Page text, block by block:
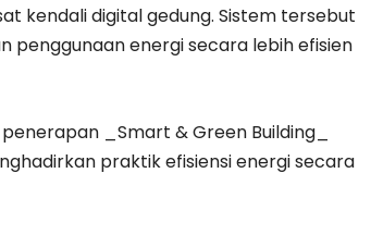
kendali digital gedung. Sistem tersebut
penggunaan energi secara lebih efisien
_Smart & Green Building_
praktik efisiensi energi secara